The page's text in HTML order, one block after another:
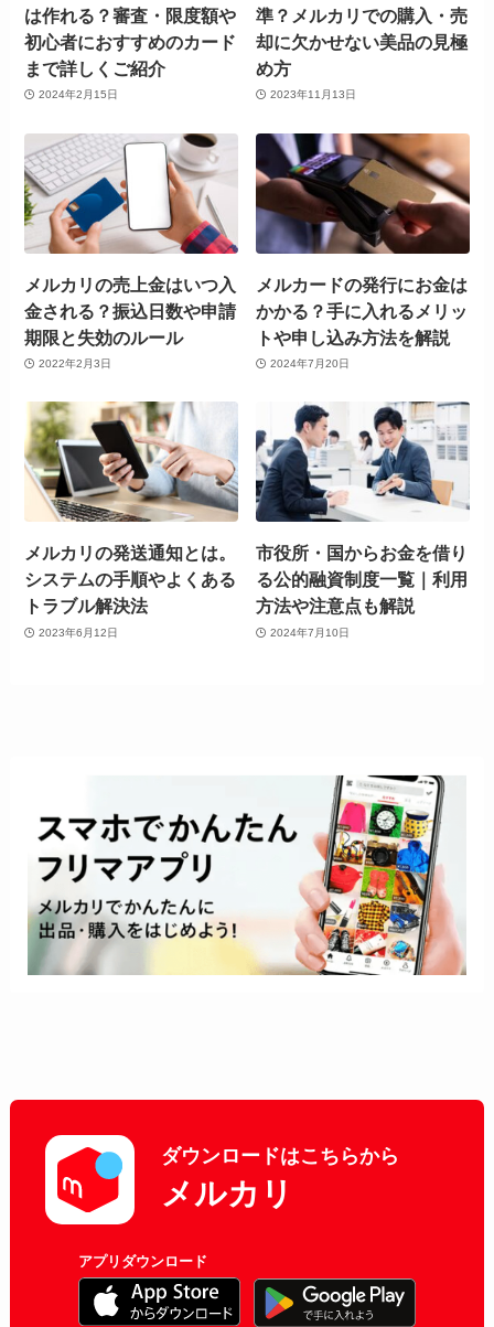
は作れる？審査・限度額や
初心者におすすめのカード
まで詳しくご紹介
2024年2月15日
準？メルカリでの購入・売
却に欠かせない美品の見極
め方
2023年11月13日
メルカリの売上金はいつ入
金される？振込日数や申請
期限と失効のルール
2022年2月3日
メルカードの発行にお金は
かかる？手に入れるメリッ
トや申し込み方法を解説
2024年7月20日
メルカリの発送通知とは。
システムの手順やよくある
トラブル解決法
2023年6月12日
市役所・国からお金を借り
る公的融資制度一覧｜利用
方法や注意点も解説
2024年7月10日
ダウンロードはこちらから
メルカリ
アプリダウンロード